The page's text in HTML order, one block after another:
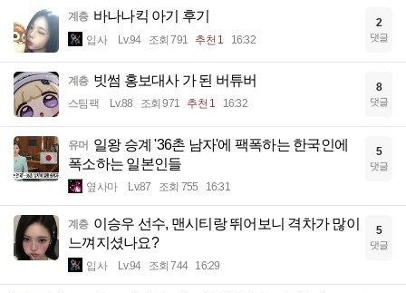
계층 바나나킥 아기 후기
입사 Lv.94 조회 791 추천 1 16:32
2
댓글
계층 빗썸 홍보대사 가 된 버튜버
스팀팩 Lv.88 조회 971 추천 1 16:32
8
댓글
유머 일왕 승계 '36촌 남자'에 팩폭하는 한국인에
폭소하는 일본인들
옆사마 Lv.87 조회 755 16:31
5
댓글
계층 이승우 선수, 맨시티랑 뛰어보니 격차가 많이
느껴지셨나요?
입사 Lv.94 조회 744 16:29
5
댓글